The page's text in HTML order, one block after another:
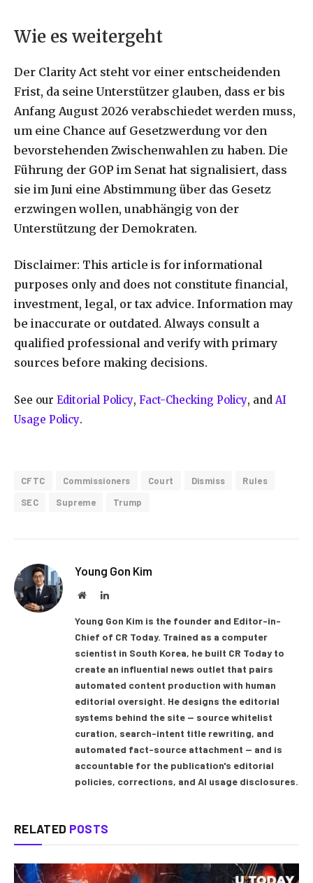
Wie es weitergeht
Der Clarity Act steht vor einer entscheidenden
Frist, da seine Unterstützer glauben, dass er bis
Anfang August 2026 verabschiedet werden muss,
um eine Chance auf Gesetzwerdung vor den
bevorstehenden Zwischenwahlen zu haben. Die
Führung der GOP im Senat hat signalisiert, dass
sie im Juni eine Abstimmung über das Gesetz
erzwingen wollen, unabhängig von der
Unterstützung der Demokraten.
Disclaimer: This article is for informational
purposes only and does not constitute financial,
investment, legal, or tax advice. Information may
be inaccurate or outdated. Always consult a
qualified professional and verify with primary
sources before making decisions.
See our Editorial Policy, Fact-Checking Policy, and AI
Usage Policy.
CFTC Commissioners Court Dismiss
Rules
SEC
Supreme Trump
Young Gon Kim
WebsiteLinkedIn
Young Gon Kim is the founder and Editor-in-
Chief of CR Today. Trained as a computer
scientist in South Korea, he built CR Today to
create an influential news outlet that pairs
automated content production with human
editorial oversight. He designs the editorial
systems behind the site — source whitelist
curation, search-intent title rewriting, and
automated fact-source attachment — and is
accountable for the publication's editorial
policies, corrections, and AI usage disclosures.
RELATED POSTS